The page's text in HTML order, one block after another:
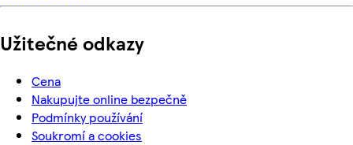
Užitečné odkazy
Cena
Nakupujte online bezpečně
Podmínky používání
Soukromí a cookies